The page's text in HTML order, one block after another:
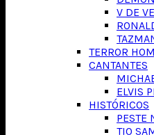
V DE
TERROR
CANTANTES
ELVIS
HISTÓRICOS
PESTE
TIO